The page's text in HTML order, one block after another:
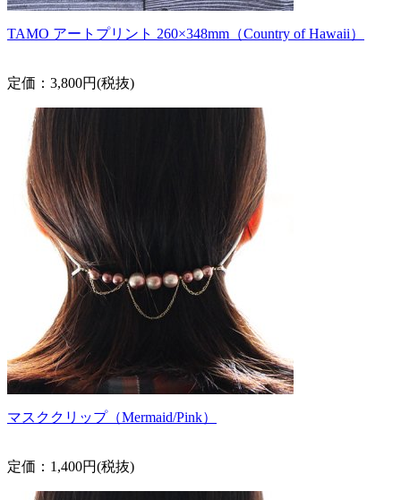
TAMO アートプリント 260×348mm（Country of Hawaii）
定価：3,800円(税抜)
マスククリップ（Mermaid/Pink）
定価：1,400円(税抜)